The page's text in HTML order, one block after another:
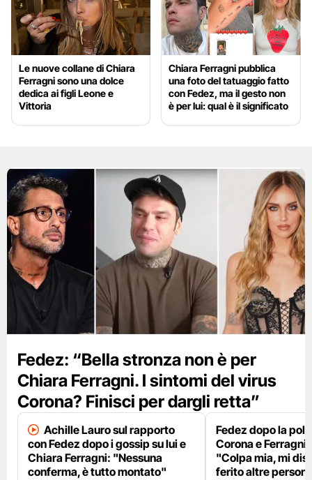
Le nuove collane di Chiara
Ferragni sono una dolce
dedica ai figli Leone e
Vittoria
Chiara Ferragni pubblica
una foto del tatuaggio fatto
con Fedez, ma il gesto non
è per lui: qual è il significato
Fedez: “Bella stronza non è per
Chiara Ferragni. I sintomi del virus
Corona? Finisci per dargli retta”
Achille Lauro sul rapporto
con Fedez dopo i gossip su lui e
Chiara Ferragni: "Nessuna
conferma, è tutto montato"
Fedez dopo la
Corona e Ferragni
"Colpa mia, mi
ferito altre